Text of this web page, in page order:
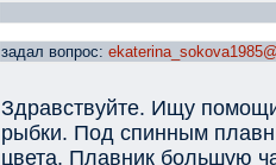
задал вопрос:
Здравствуйте. Ищу
рыбки. Под спинным
цвета. Плавник большую